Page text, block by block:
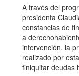
A través del
presidenta
constancias de
a
intervención, la
realizado por
finiquitar deudas